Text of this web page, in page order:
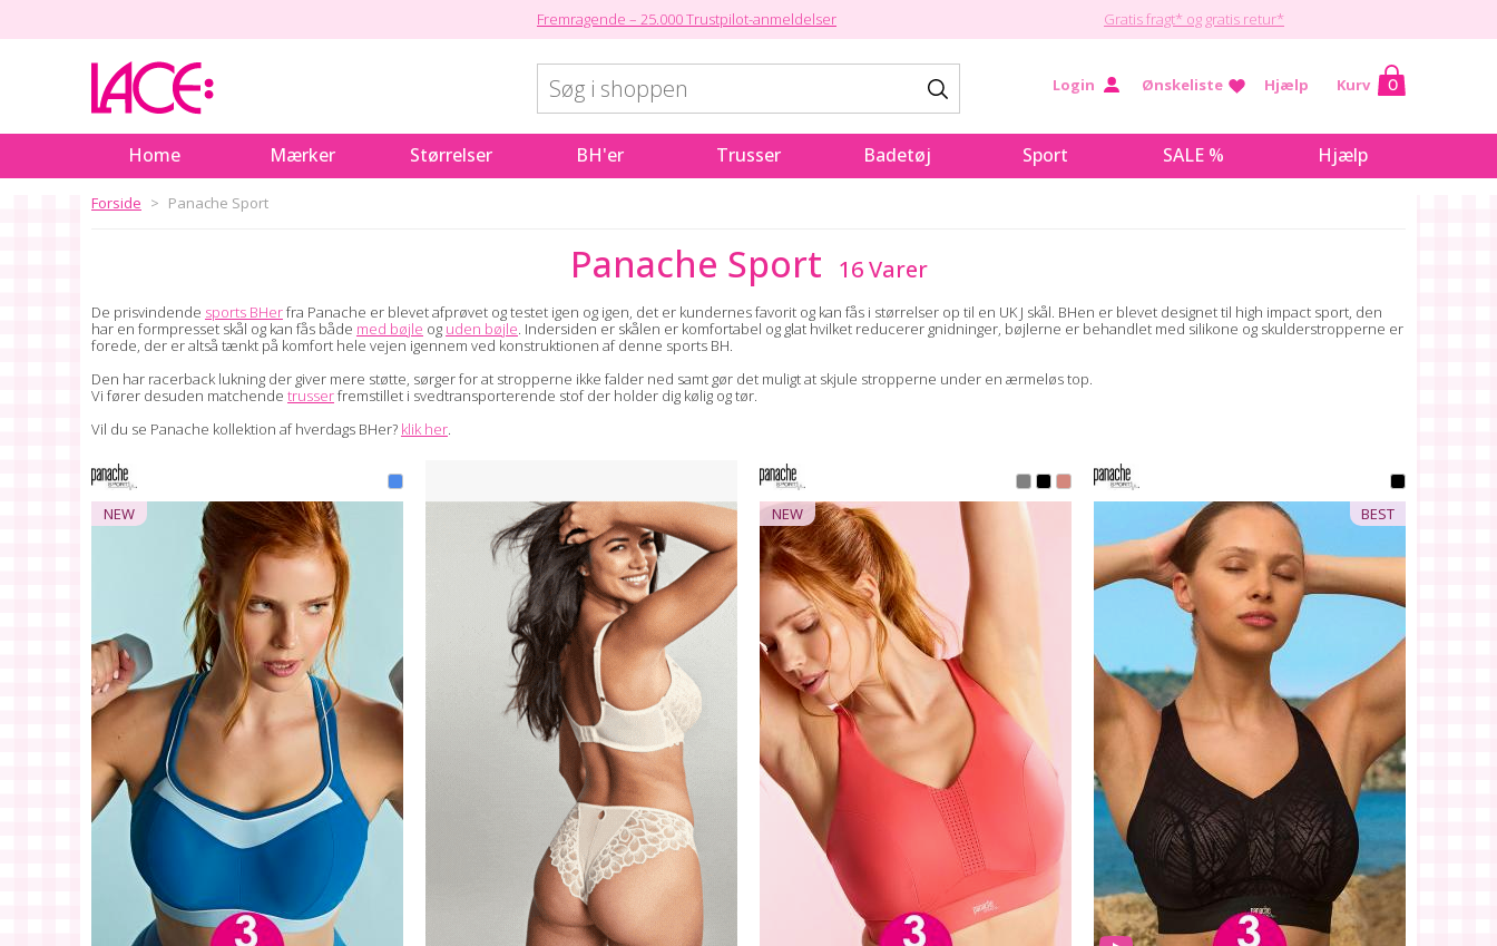
Fremragende – 25.000 Trustpilot-anmeldelser Gratis fragt* og gratis retur*
Kurv 0
Hjælp
Ønskeliste
Login
Home Mærker Størrelser BH'er Trusser Badetøj Sport SALE % Hjælp
Forside Panache Sport
Panache Sport 16 Varer
De prisvindende sports BHerfra Panache er blevet afprøvet og testet igen og igen, det er kundernes favorit og kan fås i størrelser op til en UK J skål. BHen er blevet designet til high impact sport, den
har en formpresset skål og kan fås både med bøjle og uden bøjle. Indersiden er skålen er komfortabel og glat hvilket reducerer gnidninger, bøjlerne er behandlet med silikone og skulderstropperne er
forede, der er altså tænkt på komfort hele vejen igennem ved konstruktionen af denne sports BH.
Den har racerback lukning der giver mere støtte, sørger for at stropperne ikke falder ned samt gør det muligt at skjule stropperne under en ærmeløs top.
Vi fører desuden matchende trusserfremstillet i svedtransporterende stof der holder dig kølig og tør.
Vil du se Panache kollektion af hverdags BHer? klik her.
NEW NEW BEST